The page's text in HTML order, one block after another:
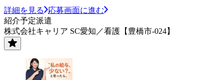
詳細を見る
応募画面に進む
紹介予定派遣
株式会社キャリア SC愛知／看護【豊橋市-024】